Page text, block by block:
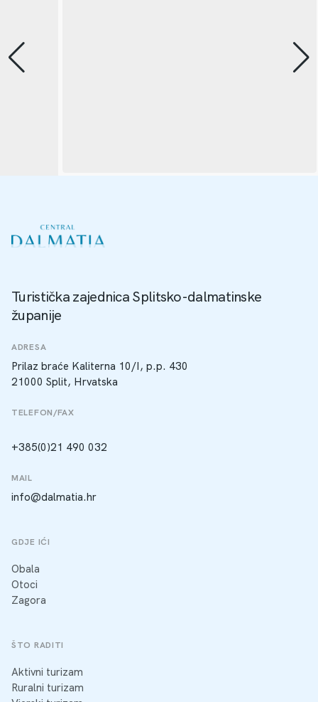
Turistička zajednica Splitsko-dalmatinske
županije
ADRESA
Prilaz braće Kaliterna 10/I, p.p. 430
21000 Split, Hrvatska
TELEFON/FAX
+385(0)21 490 032
MAIL
info@dalmatia.hr
GDJE IĆI
Obala
Otoci
Zagora
ŠTO RADITI
Aktivni turizam
Ruralni turizam